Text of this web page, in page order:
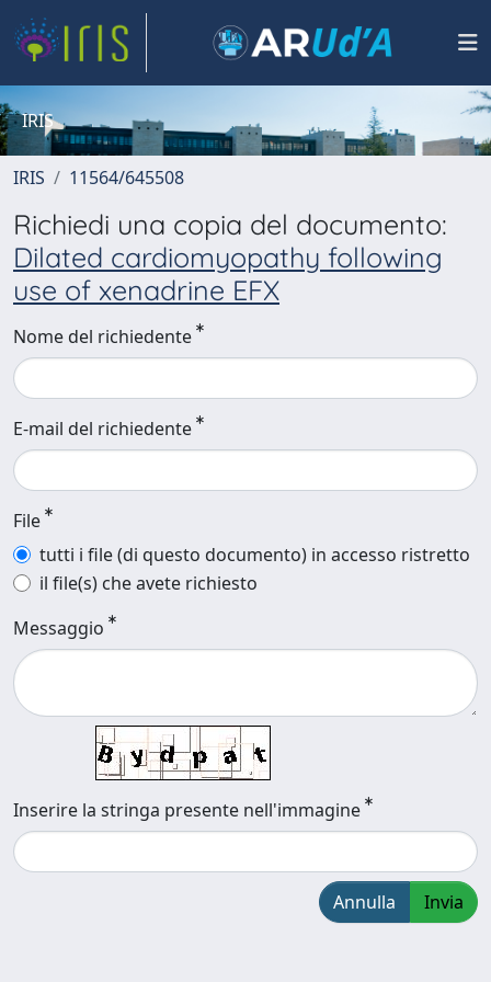
IRIS
IRIS 11564/645508
Richiedi una copia del documento:
Dilated cardiomyopathy following
use of xenadrine EFX
Nome del richiedente
E-mail del richiedente
File
tutti i file (di questo documento) in accesso ristretto
il file(s) che avete richiesto
Messaggio
Inserire la stringa presente nell'immagine
Annulla Invia